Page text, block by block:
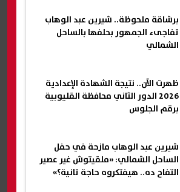
برشاقة ملحوظة.. شيرين عبد الوهاب
تفاجىء الجمهور بحلفها بالساحل
الشمالي
ظهرت الآن.. نتيجة الشهادة الإعدادية
2026 الدور الثاني محافظة القليوبية
برقم الجلوس
شيرين عبد الوهاب مازحة في حفل
الساحل الشمالي: «ملقيتوش غير عصير
التفاح ده.. هيفتكروه حاجة تانية؟»